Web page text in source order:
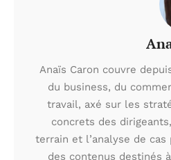
Anaïs Caron couvre
du business, du
travail, axé sur les
concrets des
terrain et l’analyse de
des contenus destinés